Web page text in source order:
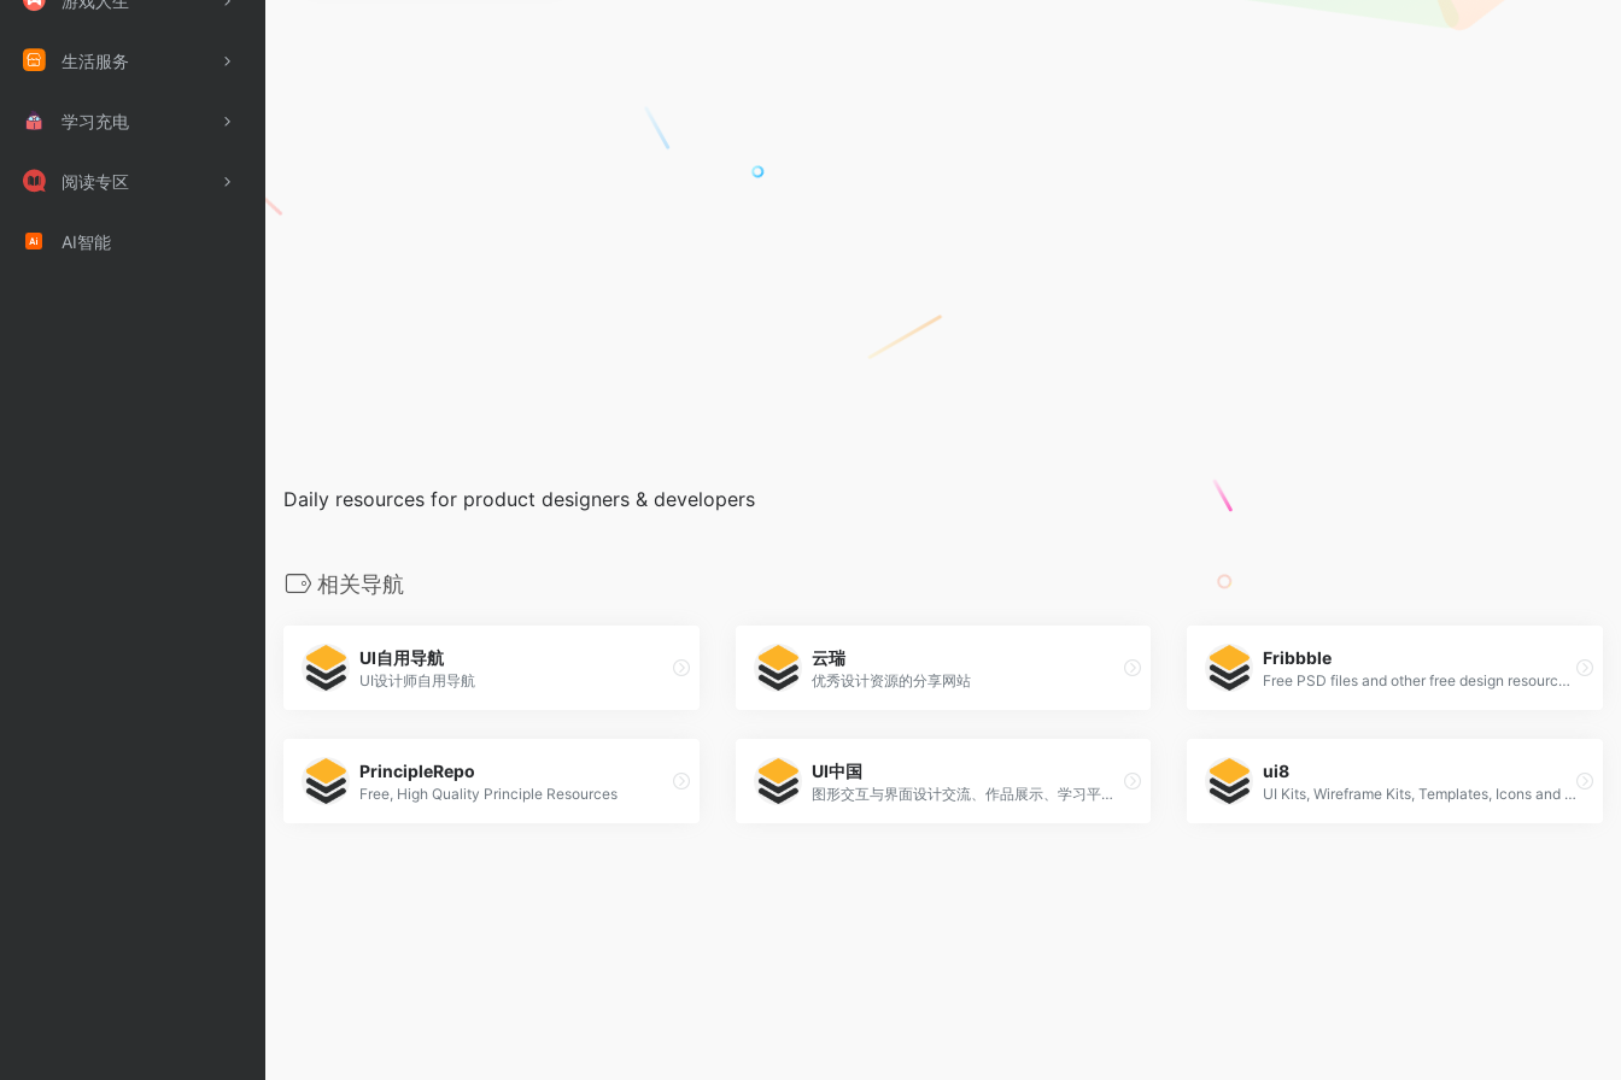
生活服务
学习充电
阅读专区
AI智能
Daily resources for product designers & developers
相关导航
UI自用导航
UI设计师自用导航
云瑞
优秀设计资源的分享网站
Fribbble
Free PSD files and other free design resources by Dribbblers.
PrincipleRepo
Free, High Quality Principle Resources
UI中国
图形交互与界面设计交流、作品展示、学习平台。
ui8
UI Kits, Wireframe Kits, Templates, Icons and More